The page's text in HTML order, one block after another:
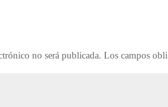
no será publicada. Los campos